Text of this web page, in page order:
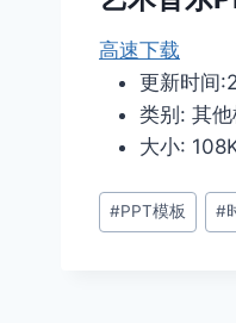
高速下载
更新时间
类别: 其他
大小:
文
章
#PPT模板 #